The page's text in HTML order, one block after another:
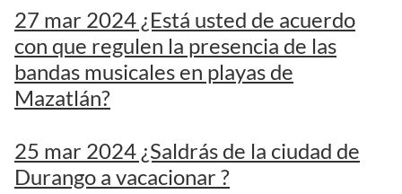
27 mar 2024 ¿Está usted de acuerdo
con que regulen la presencia de las
bandas musicales en playas de
Mazatlán?
25 mar 2024 ¿Saldrás de la ciudad de
Durango a vacacionar ?